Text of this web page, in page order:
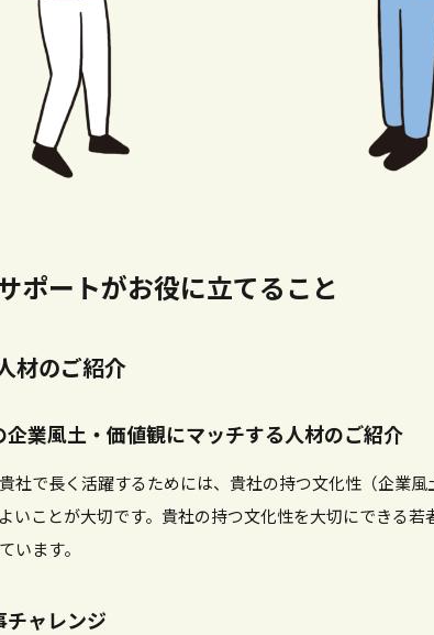
ポートがお役に立てること
材のご紹介
業風土・価値観にマッチする人材のご紹介
社で長く活躍するためには、貴社の持つ文化性（企業
いことが大切です。貴社の持つ文化性を大切にできる若
います。
ャレンジ